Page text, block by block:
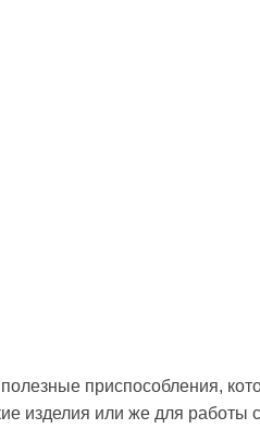
приспособления,
изделия или же для